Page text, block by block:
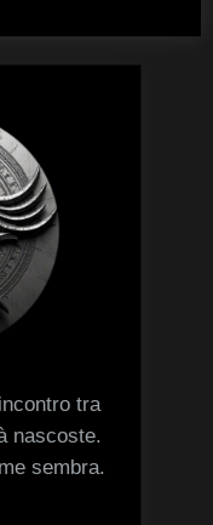
tra
nascoste.
sembra.